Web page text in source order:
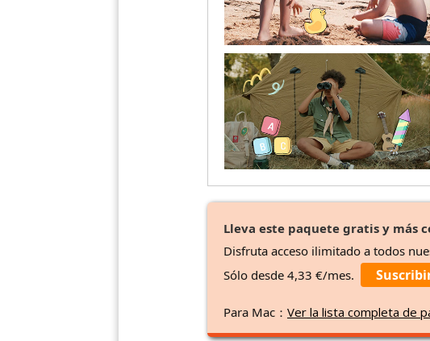
Lleva este paquete gratis y más
Disfruta acceso ilimitado a todos
Sólo desde 4,33 €/mes.
Para Mac： Ver la lista completa de